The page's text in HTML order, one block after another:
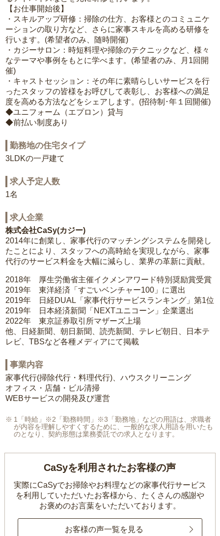
【お仕事開始後】
・スキルアップ研修：掃除の仕方、お客様とのコミュニケ
ーションの取り方など、さらに家事スキルを高める研修を
行います。(希望者のみ、随時開催)
・カジーサロン：時短料理や掃除のテクニックなど、様々
なテーマや事例をもとに学べます。(希望者のみ、月1回開
催)
・キャストセッション：その年に素晴らしいサービスを行
ったスタッフの皆様をお呼びして表彰し、お客様への満足
度を高める方法などをシェアします。(招待制･年１回開催)
◆ユニフォーム（エプロン）貸与
◆前払い制度あり
勤務地の住宅タイプ
3LDKの一戸建て
求人予定人数
1名
求人企業
株式会社CaSy(カジー)
2014年に創業し、家事代行のマッチングシステムを開発し
たことにより、スタッフへの高時給を実現しながら、家事
代行のサービス料金を大幅に減らし、業界の革新に貢献。
2018年 厚生労働省主催イクメンアワード特別奨励賞受賞
2019年 東洋経済「すごいベンチャー100」に選出
2019年 日経DUAL「家事代行サービスランキング」第1位
2019年 日本経済新聞「NEXTユニコーン」企業選出
2022年 東京証券取引所マザーズ上場
他、日経新聞、朝日新聞、読売新聞、テレビ朝日、日本テ
レビ、TBSなど各種メディアにて掲載
事業内容
家事代行(掃除代行・料理代行)、ハウスクリーニング
オフィス・店舗・ビル清掃
WEBサービスの開発及び運営
1「時給」※2「勤務時間」※3「勤務地」などの用語は、求職者
が内容を理解しやすくするために、一般的な求人用語を用いたも
のとなり、契約形態は業務委託での求人となります。
CaSyを利用されたお客様の声
実際にCaSyでお掃除やお料理などの家事代行サービス
を利用していただいたお客様から、 たくさんの感謝や
お褒めのお言葉をいただいております。
お客様の声一覧を見る